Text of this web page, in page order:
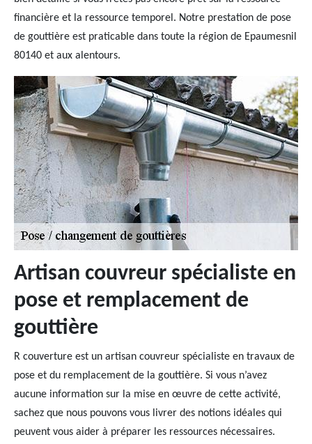
financière et la ressource temporel. Notre prestation de pose
de gouttière est praticable dans toute la région de Epaumesnil
80140 et aux alentours.
Artisan couvreur spécialiste en
pose et remplacement de
gouttière
R couverture est un artisan couvreur spécialiste en travaux de
pose et du remplacement de la gouttière. Si vous n’avez
aucune information sur la mise en œuvre de cette activité,
sachez que nous pouvons vous livrer des notions idéales qui
peuvent vous aider à préparer les ressources nécessaires.